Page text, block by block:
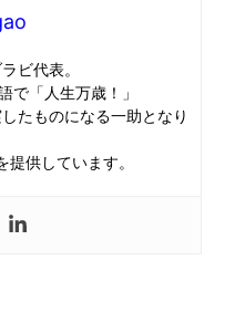
ビ代表。
で「人生万歳！」
たものになる一助となり
供しています。